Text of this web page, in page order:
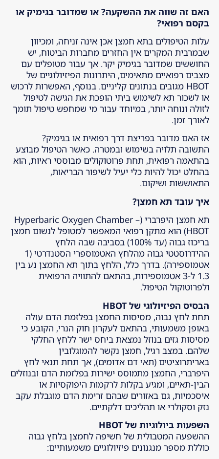
האם זה שווה את ההשקעה? או שמדובר בגימיק או
בקסם רפואי?
עלות הטיפולים בתא חמצן אכן אינה זניחה, ומכיוון
שבמרבית המקרים אין החזרים מחברות הביטוח, יש
החוששים שמדובר בגימיק יקר. אך עבור מטופלים עם
מצבים רפואיים מתאימים, היתרונות הפיזיולוגיים של
HBOT מגובים בנתונים קליניים. בנוסף, האפשרות לרכוש
או לשכור תא לשימוש ביתי הופכת את הגישה לטיפול
לזולה ונוחה יותר, במיוחד עבור מי שמחפש טיפול תומך
לאורך זמן.
אז האם מדובר בפריצת דרך רפואית או בגימיק?
התשובה תלויה בשימוש ובמטרה. כאשר הטיפול מבוצע
בהתאמה רפואית, תחת פרוטוקולים מבוססי ראיות, הוא
בהחלט יכול להיות כלי יעיל לשיפור הבריאות,
התאוששות ושיקום.
איך עובד תא חמצן?
תא חמצן היפרברי (Hyperbaric Oxygen Chamber –
HBOT) הוא מתקן רפואי המאפשר למטופל לנשום חמצן
בריכוז גבוה (עד 100%) בסביבה שבה הלחץ
ההידרוסטטי גבוה מהלחץ האטמוספרי הסטנדרטי (1
אטמוספירה). בדרך כלל, הלחץ בתוך תא החמצן נע בין
1.3 ל-3 אטמוספירות, בהתאם להתוויה הרפואית
ולפרוטוקול הטיפול.
הבסיס הפיזיולוגי של
תחת לחץ גבוה, מסיסות החמצן בפלזמת הדם עולה
באופן משמעותי, בהתאם לעקרון חוק הנרי, הקובע כי
מסיסות גזים בנוזל נמצאת ביחס ישר ללחץ החלקי
שלהם. במצב רגיל, חמצן נקשר להמוגלובין
באריתרוציטים (תאי דם אדומים), אך תחת תנאי לחץ
היפרברי, החמצן מתמוסס ישירות בפלזמת הדם ובנוזלים
הבין-תאיים, ומגיע בקלות לרקמות היפוקסיות או
איסכמיות, גם באזורים שבהם זרימת הדם מוגבלת עקב
נזק וסקולרי או תהליכים דלקתיים.
השפעות ביולוגיות של
ההשפעה המטבולית של חשיפה לחמצן בלחץ גבוה
כוללת מספר מנגנונים פיזיולוגיים משמעותיים: